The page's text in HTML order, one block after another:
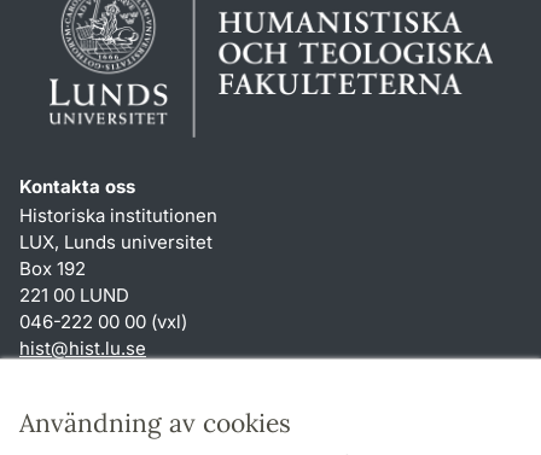
Användning av cookies
Kontakta oss
Historiska institutionen
LUX, Lunds universitet
Box 192
221 00 LUND
046-222 00 00 (vxl)
hist@hist.lu.se
Genvägar
Om webbplatsen och cookies